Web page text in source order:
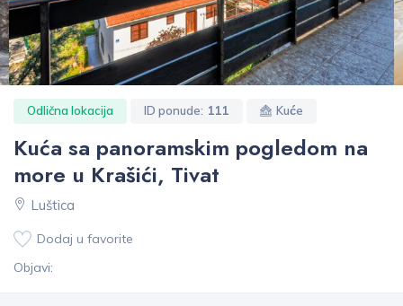
Odlična lokacija ID ponude: 111 Kuće
Kuća sa panoramskim pogledom na
more u Krašići, Tivat
Luštica
Dodaj u favorite
Objavi: